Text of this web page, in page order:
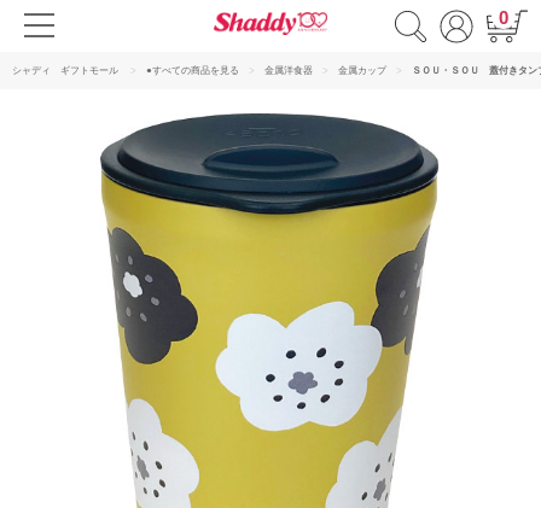
0
シャディ ギフトモール ●すべての商品を見る 金属洋食器 金属カップ ＳＯＵ・ＳＯＵ 蓋付きタン